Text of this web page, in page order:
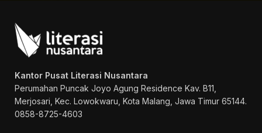
Kantor Pusat Literasi Nusantara
Perumahan Puncak Joyo Agung Residence Kav. B11,
Merjosari, Kec. Lowokwaru, Kota Malang, Jawa Timur 65144.
0858-8725-4603